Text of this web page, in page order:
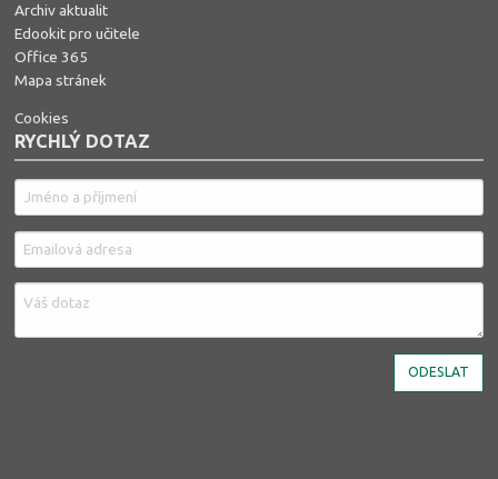
Archiv aktualit
Edookit pro učitele
Office 365
Mapa stránek
Cookies
RYCHLÝ DOTAZ